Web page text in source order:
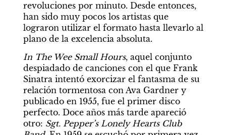
revoluciones por minuto. Desde entonces,
han sido muy pocos los artistas que
lograron utilizar el formato hasta llevarlo al
plano de la excelencia absoluta.
In The Wee Small Hours, aquel conjunto
despiadado de canciones con el que Frank
Sinatra intentó exorcizar el fantasma de su
relación tormentosa con Ava Gardner y
publicado en 1955, fue el primer disco
perfecto. Doce años más tarde apareció
otro: Sgt. Pepper’s Lonely Hearts Club